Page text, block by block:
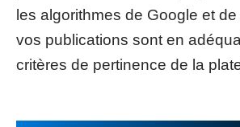
les algorithmes de Google et de
vos publications sont en
critères de pertinence de la